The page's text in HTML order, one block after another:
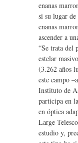
enanas
si su lugar
enanas
ascender a
“Se trata del
estelar
(3.262 años
este campo
Instituto de
participa en
en óptica
Large
estudio y,